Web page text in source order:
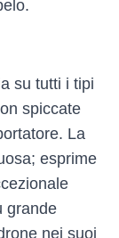
su tutti i tipi
spiccate
La
esprime
grande
nei suoi